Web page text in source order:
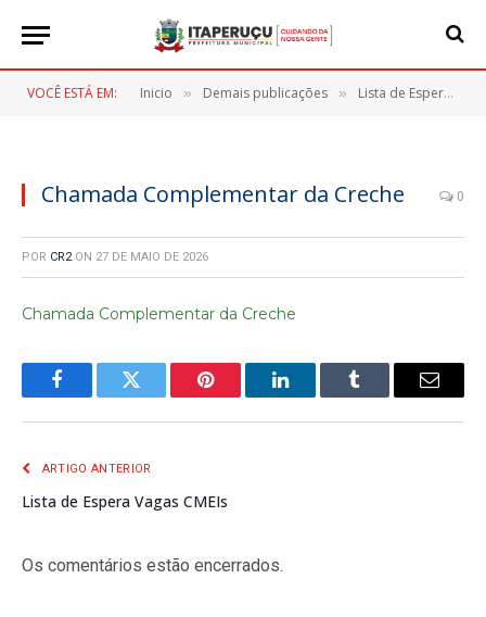
VOCÊ ESTÁ EM: Inicio » Demais publicações » Lista de Espera Vagas CMEIs
Chamada Complementar da Creche 0
POR CR2 ON 27 DE MAIO DE 2026
Chamada Complementar da Creche
FacebookTwitter Pinterest LinkedInTumblr
E-
ARTIGO ANTERIOR
Lista de Espera Vagas CMEIs
Os comentários estão encerrados.